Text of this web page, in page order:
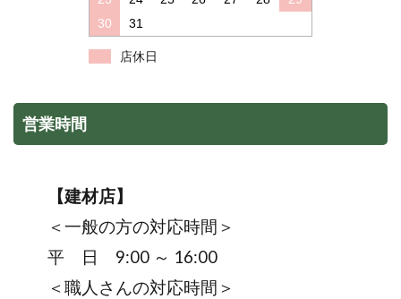
30
31
店休日
営業時間
【建材店】
＜一般の方の対応時間＞
平 日 9:00 ～ 16:00
＜職人さんの対応時間＞